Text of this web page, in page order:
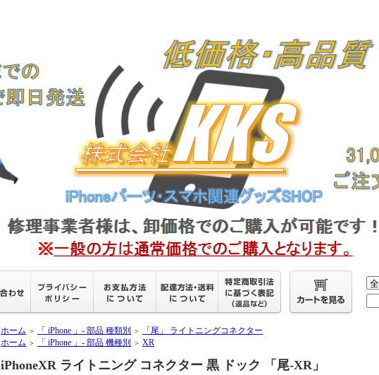
ホーム ＞ 「 iPhone 」- 部品 種類別 ＞
「尾」 ライトニングコネクター
ホーム ＞ 「 iPhone 」- 部品 機種別 ＞ XR
iPhoneXR ライトニング コネクター 黒 ドック 「尾-XR」